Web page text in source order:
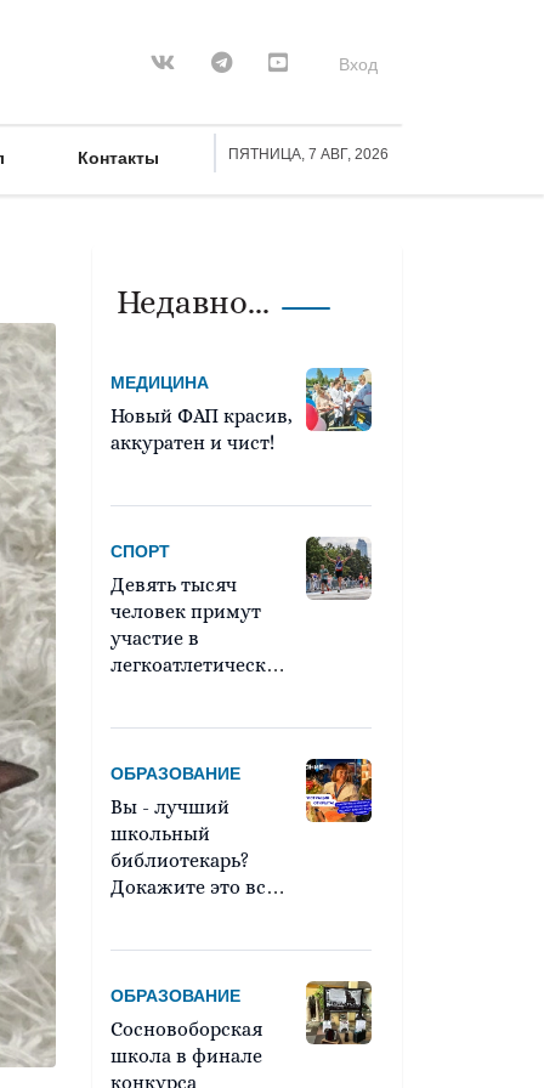
Вход
Контакты ПЯТНИЦА, 7 АВГ, 2026
Недавно...
МЕДИЦИНА
Новый ФАП красив,
аккуратен и чист!
СПОРТ
Девять тысяч
человек примут
участие в
легкоатлетическом
ОБРАЗОВАНИЕ
Вы - лучший
школьный
библиотекарь?
Докажите это всей
ОБРАЗОВАНИЕ
Сосновоборская
школа в финале
конкурса